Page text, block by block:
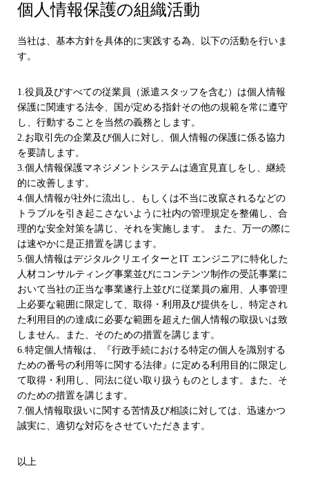
個人情報保護の組織活動
当社は、基本方針を具体的に実践する為、以下の活動を行いま
す。
1.役員及びすべての従業員（派遣スタッフを含む）は個人情報
保護に関連する法令、国が定める指針その他の規範を常に遵守
し、行動することを当然の義務とします。
2.お取引先の企業及び個人に対し、個人情報の保護に係る協力
を要請します。
3.個人情報保護マネジメントシステムは適宜見直しをし、継続
的に改善します。
4.個人情報が社外に流出し、もしくは不当に改竄されるなどの
トラブルを引き起こさないように社内の管理規定を整備し、合
理的な安全対策を講じ、それを実施します。 また、万一の際に
は速やかに是正措置を講じます。
5.個人情報はデジタルクリエイターとIT エンジニアに特化した
人材コンサルティング事業並びにコンテンツ制作の受託事業に
おいて当社の正当な事業遂行上並びに従業員の雇用、人事管理
上必要な範囲に限定して、取得・利用及び提供をし、特定され
た利用目的の達成に必要な範囲を超えた個人情報の取扱いは致
しません。また、そのための措置を講じます。
6.特定個人情報は、『行政手続における特定の個人を識別する
ための番号の利用等に関する法律』に定める利用目的に限定し
て取得・利用し、同法に従い取り扱うものとします。また、そ
のための措置を講じます。
7.個人情報取扱いに関する苦情及び相談に対しては、迅速かつ
誠実に、適切な対応をさせていただきます。
以上